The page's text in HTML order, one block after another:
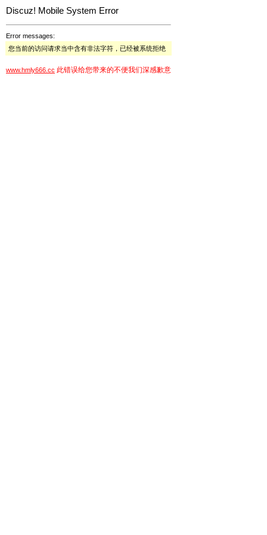
Discuz! Mobile System Error
Error messages:
您当前的访问请求当中含有非法字符，已经被系统拒绝
www.hmly666.cc 此错误给您带来的不便我们深感歉意